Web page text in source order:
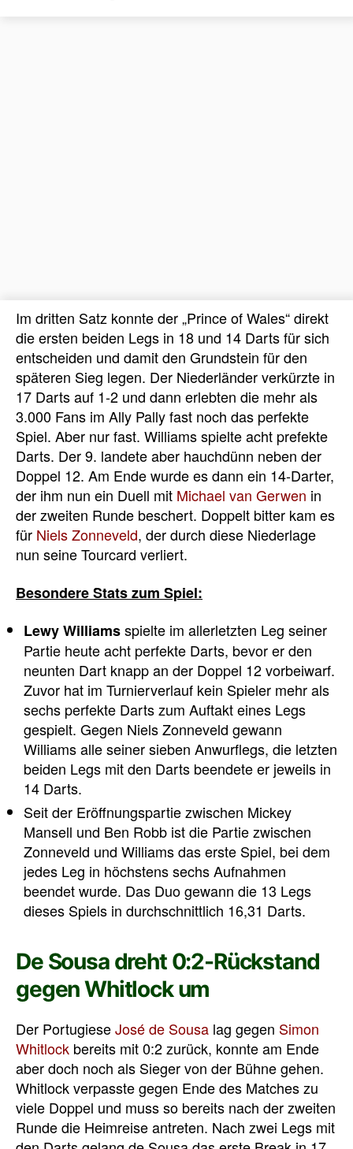
Im dritten Satz konnte der „Prince of Wales“ direkt
die ersten beiden Legs in 18 und 14 Darts für sich
entscheiden und damit den Grundstein für den
späteren Sieg legen. Der Niederländer verkürzte in
17 Darts auf 1-2 und dann erlebten die mehr als
3.000 Fans im Ally Pally fast noch das perfekte
Spiel. Aber nur fast. Williams spielte acht prefekte
Darts. Der 9. landete aber hauchdünn neben der
Doppel 12. Am Ende wurde es dann ein 14-Darter,
der ihm nun ein Duell mit Michael van Gerwen in
der zweiten Runde beschert. Doppelt bitter kam es
für Niels Zonneveld, der durch diese Niederlage
nun seine Tourcard verliert.
Besondere Stats zum Spiel:
Lewy Williamsspielte im allerletzten Leg seiner
Partie heute acht perfekte Darts, bevor er den
neunten Dart knapp an der Doppel 12 vorbeiwarf.
Zuvor hat im Turnierverlauf kein Spieler mehr als
sechs perfekte Darts zum Auftakt eines Legs
gespielt. Gegen Niels Zonneveld gewann
Williams alle seiner sieben Anwurflegs, die letzten
beiden Legs mit den Darts beendete er jeweils in
14 Darts.
Seit der Eröffnungspartie zwischen Mickey
Mansell und Ben Robb ist die Partie zwischen
Zonneveld und Williams das erste Spiel, bei dem
jedes Leg in höchstens sechs Aufnahmen
beendet wurde. Das Duo gewann die 13 Legs
dieses Spiels in durchschnittlich 16,31 Darts.
De Sousa dreht 0:2-Rückstand
gegen Whitlock um
Der PortugieseJosé de Sousa lag gegen Simon
Whitlock bereits mit 0:2 zurück, konnte am Ende
aber doch noch als Sieger von der Bühne gehen.
Whitlock verpasste gegen Ende des Matches zu
viele Doppel und muss so bereits nach der zweiten
Runde die Heimreise antreten. Nach zwei Legs mit